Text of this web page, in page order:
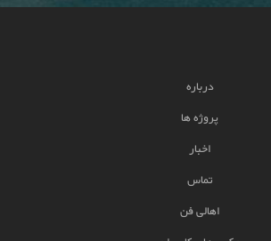
درباره
پروژه ها
اخبار
تماس
اهالی فن